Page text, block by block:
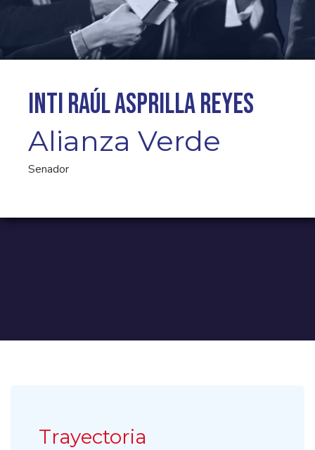
Inti Raúl Asprilla Reyes
Alianza Verde
Senador
Trayectoria